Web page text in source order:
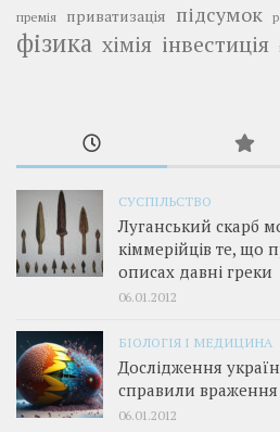
премія приватизація підсумок
фізика хімія інвестиція
СУСПІЛЬСТВО
Луганський скарб
кіммерійців те, що
описах давні греки
06.01.2012
БІОЛОГІЯ І МЕДИЦИНА
Дослідження
справили враження
06.01.2012